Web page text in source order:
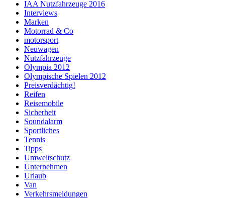
IAA Nutzfahrzeuge 2016
Interviews
Marken
Motorrad & Co
motorsport
Neuwagen
Nutzfahrzeuge
Olympia 2012
Olympische Spielen 2012
Preisverdächtig!
Reifen
Reisemobile
Sicherheit
Soundalarm
Sportliches
Tennis
Tipps
Umweltschutz
Unternehmen
Urlaub
Van
Verkehrsmeldungen